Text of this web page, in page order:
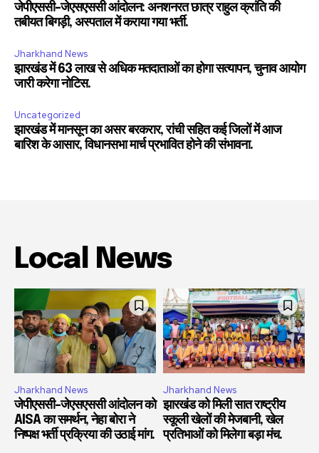
जेपीएससी-जेएसएससी आंदोलन: अनशनरत छात्र राहुल क्रांति की
तबीयत बिगड़ी, अस्पताल में कराया गया भर्ती.
Jharkhand News
झारखंड में 63 लाख से अधिक मतदाताओं का होगा सत्यापन, चुनाव आयोग
जारी करेगा नोटिस.
Uncategorized
झारखंड में मानसून का असर बरकरार, रांची सहित कई जिलों में आज
बारिश के आसार, विधानसभा मार्च प्रभावित होने की संभावना.
Local News
Jharkhand News
जेपीएससी-जेएसएससी आंदोलन को
AISA का समर्थन, नेहा बोरा ने
निष्पक्ष भर्ती प्रक्रिया की उठाई मांग.
Jharkhand News
झारखंड को मिली सात राष्ट्रीय
स्कूली खेलों की मेजबानी, खेल
प्रतिभाओं को मिलेगा बड़ा मंच.